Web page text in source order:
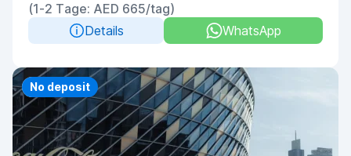
(1-2 Tage: AED 665/tag)
Details
WhatsApp
Priority
No deposit